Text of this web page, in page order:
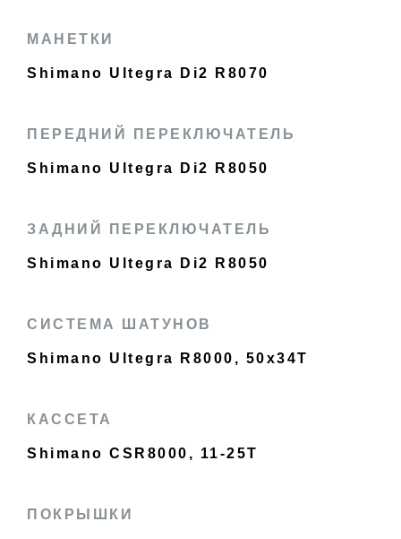
МАНЕТКИ
Shimano Ultegra Di2 R8070
ПЕРЕДНИЙ ПЕРЕКЛЮЧАТЕЛЬ
Shimano Ultegra Di2 R8050
ЗАДНИЙ ПЕРЕКЛЮЧАТЕЛЬ
Shimano Ultegra Di2 R8050
СИСТЕМА ШАТУНОВ
Shimano Ultegra R8000, 50x34T
КАССЕТА
Shimano CSR8000, 11-25T
ПОКРЫШКИ